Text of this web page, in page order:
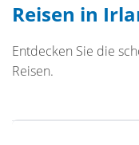
Reisen in
Entdecken Sie die
Reisen.